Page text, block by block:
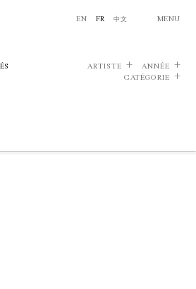
EN FR 中文 MENU
ARTISTE
ANNÉE
CATÉGORIE